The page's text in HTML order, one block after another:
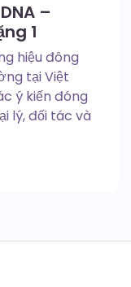
–
1
hiệu đông
tại Việt
ý kiến đóng
lý, đối tác và